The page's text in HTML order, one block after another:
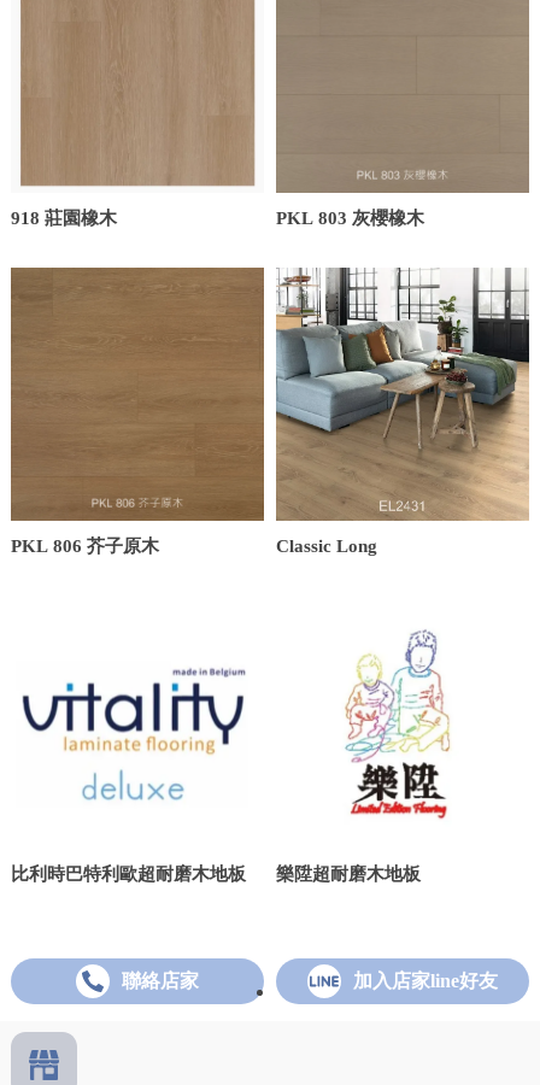
918 莊園橡木 PKL 803 灰櫻橡木
PKL 806 芥子原木 Classic Long
比利時巴特利歐超耐磨木地板 樂陞超耐磨木地板
聯絡店家 加入店家line好友